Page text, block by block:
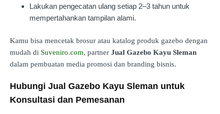
Lakukan pengecatan ulang setiap 2–3 tahun untuk
mempertahankan tampilan alami.
Kamu bisa mencetak brosur atau katalog produk gazebo dengan
mudah di Suveniro.com, partner Jual Gazebo Kayu Sleman
dalam pembuatan media promosi dan branding bisnis.
Hubungi Jual Gazebo Kayu Sleman untuk
Konsultasi dan Pemesanan